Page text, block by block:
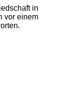
in
vor einem